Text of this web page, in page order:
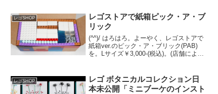
の予定でしたが、既に在庫...
レゴSHOP
レゴストアで紙箱ピック・ア・ブ
リック
(^^)/ はろはろ。よーやく、レゴストアで
紙箱ver.のピック・ア・ブリック(PAB)
を。Lサイズ￥3,000-(税込)。(店舗により
駅店の2024/4/6(...
レゴSHOP
レゴ ボタニカルコレクション日
本未公開「ミニブーケのインスト